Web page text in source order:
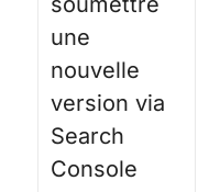
une
nouvelle
version via
Search
Console